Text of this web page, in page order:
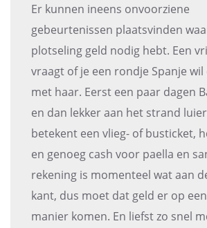
Er kunnen ineens onvoorziene
gebeurtenissen plaatsvinden
plotseling geld nodig hebt. Een
vraagt of je een rondje Spanje wil
met haar. Eerst een paar dagen
en dan lekker aan het strand
betekent een vlieg- of busticket,
en genoeg cash voor paella en
rekening is momenteel wat aan
kant, dus moet dat geld er op
manier komen. En liefst zo snel